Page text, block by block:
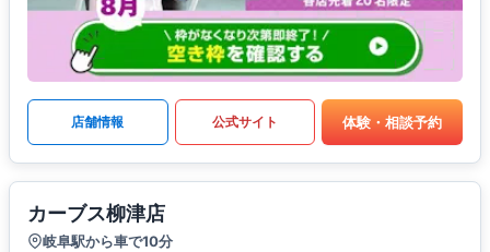
店舗情報 公式サイト 体験・相談予約
カーブス柳津店
岐阜駅から車で10分